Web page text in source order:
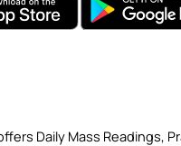
Daily Mass Readings,